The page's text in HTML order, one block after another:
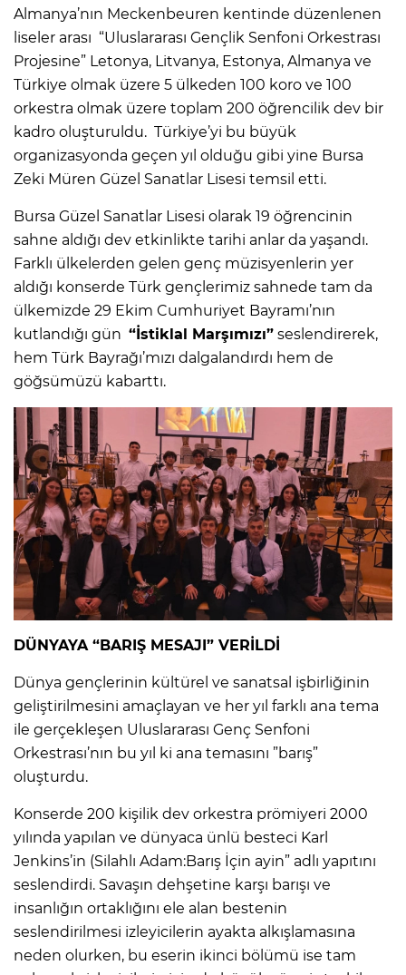
Almanya’nın Meckenbeuren kentinde düzenlenen
liseler arası “Uluslararası Gençlik Senfoni Orkestrası
Projesine” Letonya, Litvanya, Estonya, Almanya ve
Türkiye olmak üzere 5 ülkeden 100 koro ve 100
orkestra olmak üzere toplam 200 öğrencilik dev bir
kadro oluşturuldu. Türkiye’yi bu büyük
organizasyonda geçen yıl olduğu gibi yine Bursa
Zeki Müren Güzel Sanatlar Lisesi temsil etti.
Bursa Güzel Sanatlar Lisesi olarak 19 öğrencinin
sahne aldığı dev etkinlikte tarihi anlar da yaşandı.
Farklı ülkelerden gelen genç müzisyenlerin yer
aldığı konserde Türk gençlerimiz sahnede tam da
ülkemizde 29 Ekim Cumhuriyet Bayramı’nın
kutlandığı gün “İstiklal Marşımızı” seslendirerek,
hem Türk Bayrağı’mızı dalgalandırdı hem de
göğsümüzü kabarttı.
DÜNYAYA “BARIŞ MESAJI” VERİLDİ
Dünya gençlerinin kültürel ve sanatsal işbirliğinin
geliştirilmesini amaçlayan ve her yıl farklı ana tema
ile gerçekleşen Uluslararası Genç Senfoni
Orkestrası’nın bu yıl ki ana temasını ”barış”
oluşturdu.
Konserde 200 kişilik dev orkestra prömiyeri 2000
yılında yapılan ve dünyaca ünlü besteci Karl
Jenkins’in (Silahlı Adam:Barış İçin ayin” adlı yapıtını
seslendirdi. Savaşın dehşetine karşı barışı ve
insanlığın ortaklığını ele alan bestenin
seslendirilmesi izleyicilerin ayakta alkışlamasına
neden olurken, bu eserin ikinci bölümü ise tam